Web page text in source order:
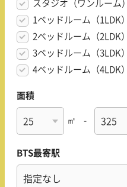
スタジオ（ワンルーム）
1ベッドルーム（1LDK）
2ベッドルーム（2LDK）
3ベッドルーム（3LDK）
4ベッドルーム（4LDK）
面積
㎡ -
BTS最寄駅